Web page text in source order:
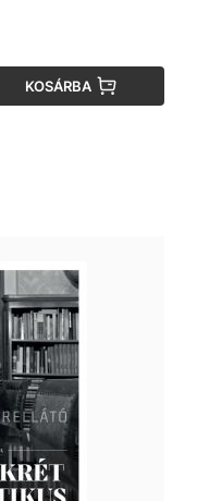
KOSÁRBA